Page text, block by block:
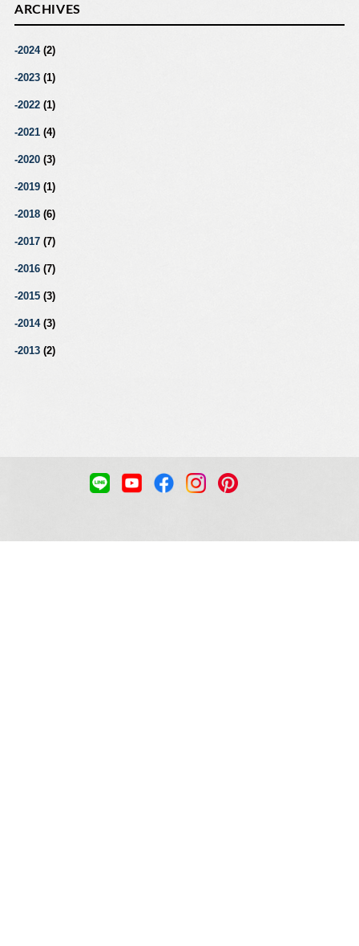
ARCHIVES
2024(2)
2023(1)
2022(1)
2021(4)
2020(3)
2019(1)
2018(6)
2017(7)
2016(7)
2015(3)
2014(3)
2013(2)